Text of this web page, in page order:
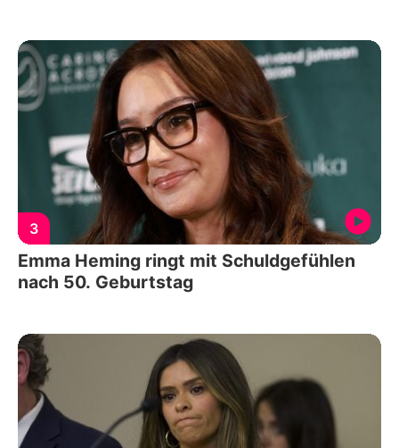
3
Emma Heming ringt mit Schuldgefühlen
nach 50. Geburtstag